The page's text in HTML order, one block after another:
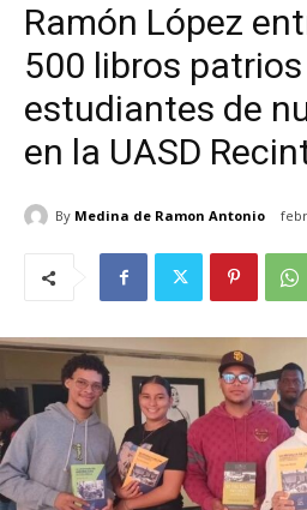
Ramón López
500 libros
estudiantes de
en la UASD
By Medina de Ramon Antonio